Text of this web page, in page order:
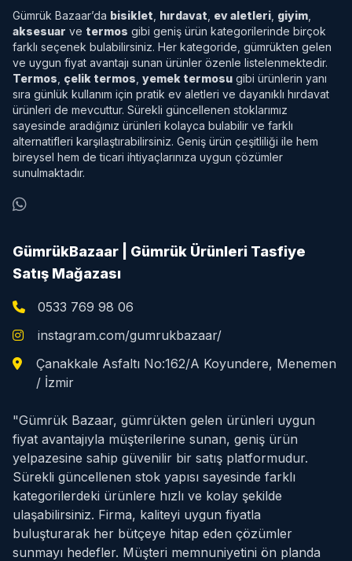
Gümrük Bazaar’da bisiklet hırdavat ev aletleri giyim
aksesuar ve termos gibi geniş ürün kategorilerinde birçok
farklı seçenek bulabilirsiniz. Her kategoride, gümrükten gelen
ve uygun fiyat avantajı sunan ürünler özenle listelenmektedir.
Termos çelik termos yemek termosu gibi ürünlerin yanı
sıra günlük kullanım için pratik ev aletleri ve dayanıklı hırdavat
ürünleri de mevcuttur. Sürekli güncellenen stoklarımız
sayesinde aradığınız ürünleri kolayca bulabilir ve farklı
alternatifleri karşılaştırabilirsiniz. Geniş ürün çeşitliliği ile hem
bireysel hem de ticari ihtiyaçlarınıza uygun çözümler
sunulmaktadır.
GümrükBazaar | Gümrük Ürünleri Tasfiye
Satış Mağazası
0533 769 98 06
instagram.com/gumrukbazaar/
Çanakkale Asfaltı No:162/A Koyundere, Menemen
/ İzmir
"Gümrük Bazaar, gümrükten gelen ürünleri uygun
fiyat avantajıyla müşterilerine sunan, geniş ürün
yelpazesine sahip güvenilir bir satış platformudur.
Sürekli güncellenen stok yapısı sayesinde farklı
kategorilerdeki ürünlere hızlı ve kolay şekilde
ulaşabilirsiniz. Firma, kaliteyi uygun fiyatla
buluşturarak her bütçeye hitap eden çözümler
sunmayı hedefler. Müşteri memnuniyetini ön planda